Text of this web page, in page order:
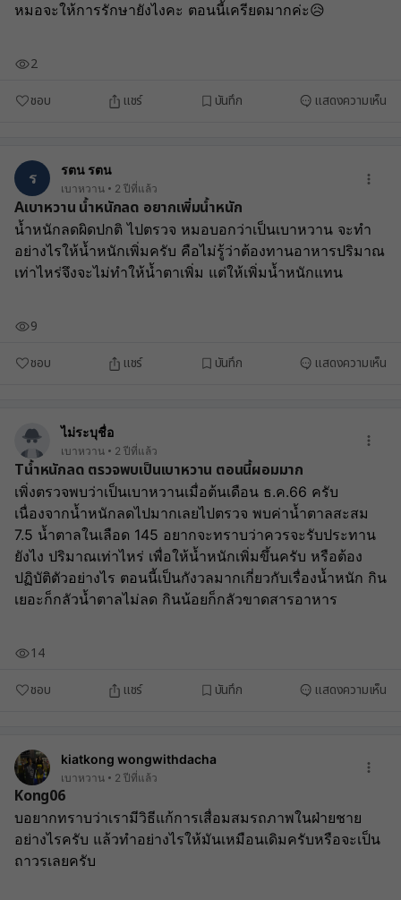
หมอจะให้การรักษายังไงคะ ตอนนี้เครียดมากค่ะ😥
ชอบ แชร์ บันทึก แสดงความเห็น
2
ร รตน รตน
เบาหวาน 2 ปีที่แล้ว
Aเบาหวาน​ น้ำหนักลด​ อยากเพิ่มน้ำหนัก
น้ำหนักลดผิดปกติ​ ไปตรวจ​ หมอบอกว่าเป็นเบาหวาน​ จะทำ
อย่างไรให้น้ำหนักเพิ่ม​ครับ​ คือไม่รู้ว่าต้องทานอาหารปริมาณ
เท่าไหร่จึงจะไม่ทำให้น้ำตาเพิ่ม​ แต่ให้เพิ่มน้ำหนักแทน
ชอบ แชร์ บันทึก แสดงความเห็น
9
ไม่ระบุชื่อ
เบาหวาน 2 ปีที่แล้ว
Tน้ำหนักลด​ ตรวจพบเป็นเบาหวาน​ ตอนนี้ผอมมาก
เพิ่งตรวจพบว่าเป็นเบาหวานเมื่อต้นเดือน​ ธ.ค.66​ ครับ​
เนื่องจากน้ำหนักลดไปมาก​เลยไปตรวจ​ พบค่าน้ำตาลสะสม​
7.5​ น้ำตาลในเลือด​ 145​ อยากจะทราบว่าควรจะรับประทาน
ยังไง​ ปริมาณเท่าไหร่​ เพื่อให้น้ำหนักเพิ่มขึ้นครับ​ หรือต้อง
ปฏิบัติตัวอย่างไร​ ตอนนี้เป็นกังวลมากเกี่ยวกับเรื่องน้ำหนัก​ กิน
เยอะก็กลัวน้ำตาลไม่ลด​ กินน้อยก็กลัวขาดสารอาหาร
ชอบ แชร์ บันทึก แสดงความเห็น
14
kiatkong wongwithdacha
เบาหวาน 2 ปีที่แล้ว
Kong06
บอยากทราบว่าเรามีวิธีแก้การเสื่อมสมรถภาพในฝ่ายชาย
อย่างไรครับ แล้วทำอย่างไรให้มันเหมือนเดิมครับหรือจะเป็น
ถาวรเลยครับ